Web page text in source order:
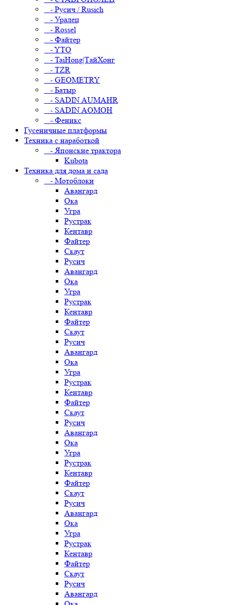
- Русич / Rusich
- Уралец
- Rossel
- Файтер
- YTO
- TaiHong|ТайХонг
- TZR
- GEOMETRY
- Батыр
- SADIN AUMAHR
- SADIN AOMOH
- Феникс
Гусеничные платформы
Техника с наработкой
- Японские трактора
Kubota
Техника для дома и сада
- Мотоблоки
Авангард
Ока
Угра
Рустрак
Кентавр
Файтер
Скаут
Русич
Авангард
Ока
Угра
Рустрак
Кентавр
Файтер
Скаут
Русич
Авангард
Ока
Угра
Рустрак
Кентавр
Файтер
Скаут
Русич
Авангард
Ока
Угра
Рустрак
Кентавр
Файтер
Скаут
Русич
Авангард
Ока
Угра
Рустрак
Кентавр
Файтер
Скаут
Русич
Авангард